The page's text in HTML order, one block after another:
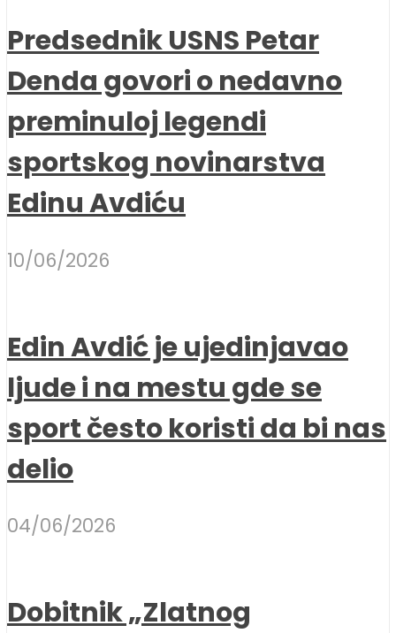
Predsednik USNS Petar
Denda govori o nedavno
preminuloj legendi
sportskog novinarstva
Edinu Avdiću
10/06/2026
Edin Avdić je ujedinjavao
ljude i na mestu gde se
sport često koristi da bi nas
delio
04/06/2026
Dobitnik „Zlatnog